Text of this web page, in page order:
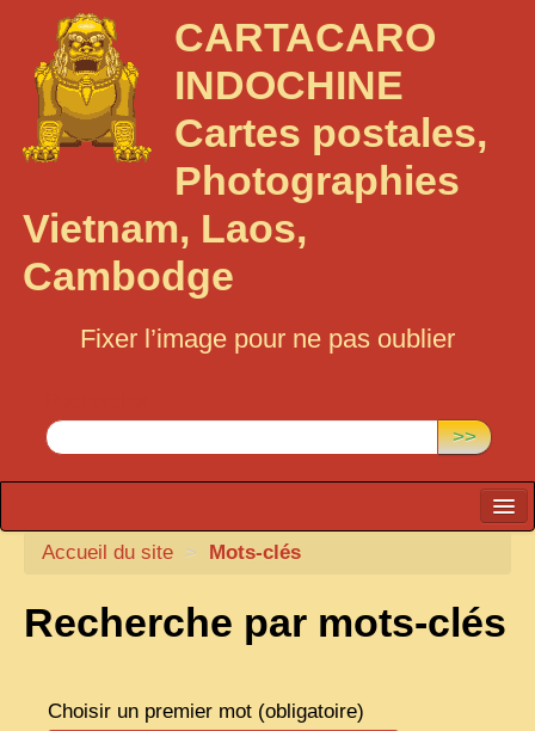
CARTACARO
INDOCHINE
Cartes postales,
Photographies
Vietnam, Laos,
Cambodge
Fixer l’image pour ne pas oublier
>>
CARTACARO
PHOTOGRAPHES, EDITEURS
TONKIN
Accueil du site > Mots-clés
Recherche par mots-clés
Choisir un premier mot (obligatoire)